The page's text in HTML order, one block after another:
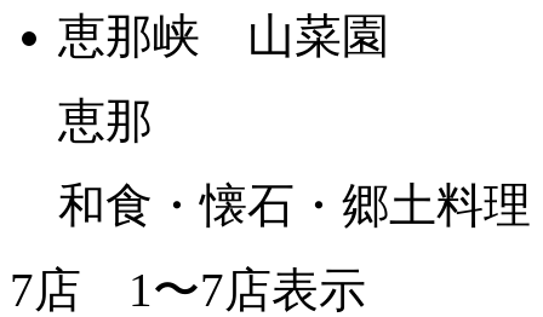
恵那峡 山菜園
恵那
和食・懐石・郷土料理
7店 1〜7店表示